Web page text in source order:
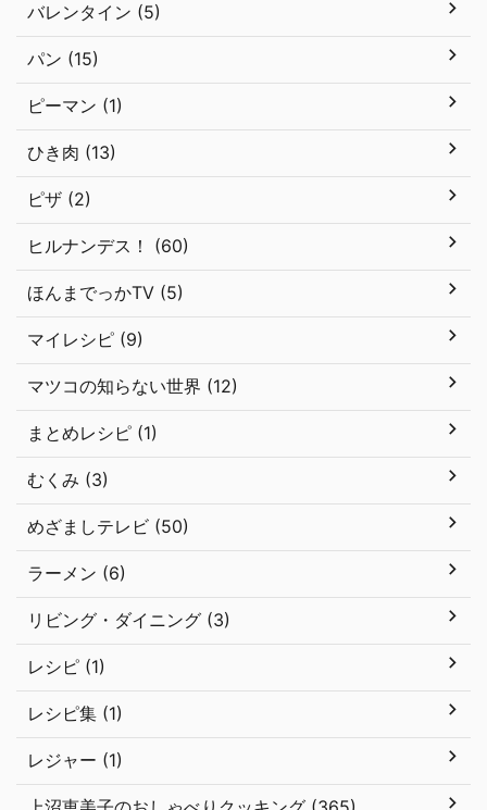
バレンタイン (5)
パン (15)
ピーマン (1)
ひき肉 (13)
ピザ (2)
ヒルナンデス！ (60)
ほんまでっかTV (5)
マイレシピ (9)
マツコの知らない世界 (12)
まとめレシピ (1)
むくみ (3)
めざましテレビ (50)
ラーメン (6)
リビング・ダイニング (3)
レシピ (1)
レシピ集 (1)
レジャー (1)